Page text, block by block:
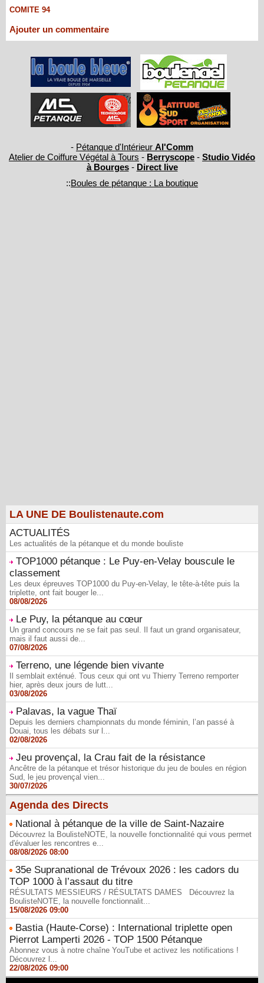
COMITE 94
Ajouter un commentaire
- Pétanque d'Intérieur Al'Comm
Atelier de Coiffure Végétal à Tours - Berryscope - Studio Vidéo
à Bourges- Direct live
::Boules de pétanque : La boutique
LA UNE DE Boulistenaute.com
ACTUALITÉS
Les actualités de la pétanque et du monde bouliste
TOP1000 pétanque : Le Puy-en-Velay bouscule le
classement
Les deux épreuves TOP1000 du Puy-en-Velay, le tête-à-tête puis la
triplette, ont fait bouger le...
08/08/2026
Le Puy, la pétanque au cœur
Un grand concours ne se fait pas seul. Il faut un grand organisateur,
mais il faut aussi de...
07/08/2026
Terreno, une légende bien vivante
Il semblait exténué. Tous ceux qui ont vu Thierry Terreno remporter
hier, après deux jours de lutt...
03/08/2026
Palavas, la vague Thaï
Depuis les derniers championnats du monde féminin, l’an passé à
Douai, tous les débats sur l...
02/08/2026
Jeu provençal, la Crau fait de la résistance
Ancêtre de la pétanque et trésor historique du jeu de boules en région
Sud, le jeu provençal vien...
30/07/2026
Agenda des Directs
National à pétanque de la ville de Saint-Nazaire
Découvrez la BoulisteNOTE, la nouvelle fonctionnalité qui vous permet
d'évaluer les rencontres e...
08/08/2026 08:00
35e Supranational de Trévoux 2026 : les cadors du
TOP 1000 à l’assaut du titre
RÉSULTATS MESSIEURS / RÉSULTATS DAMES Découvrez la
BoulisteNOTE, la nouvelle fonctionnalit...
15/08/2026 09:00
Bastia (Haute-Corse) : International triplette open
Pierrot Lamperti 2026 - TOP 1500 Pétanque
Abonnez vous à notre chaîne YouTube et activez les notifications !
Découvrez l...
22/08/2026 09:00